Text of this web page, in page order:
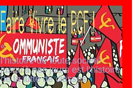
«
l’histoire de toute société
jusqu’à nos jours est l’histoire
de la lutte de classes